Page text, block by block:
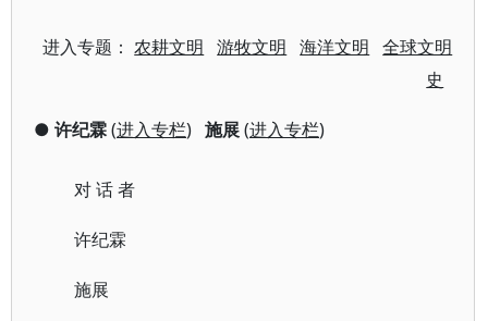
进入专题：农耕文明 游牧文明 海洋文明
全球文明
史
● 许纪霖(进入专栏) 施展(进入专栏)
对 话 者
许纪霖
施展